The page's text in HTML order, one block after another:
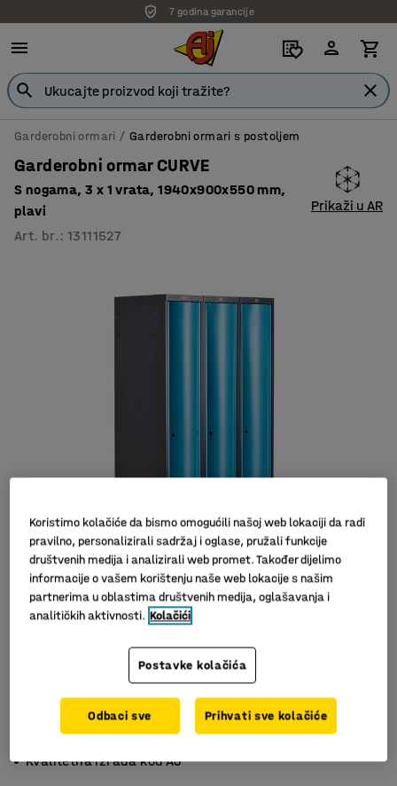
7 godina garancije
Garderobni ormari Garderobni ormari s postoljem
Garderobni ormar CURVE
S nogama, 3 x 1 vrata, 1940x900x550 mm,
plavi
Art. br. :13111527
Prikaži u AR
Slični proizvodi
Držači s unutarnje strane
Zaobljena vrata
Kvalitetna izrada kod AJ
Koristimo kolačiće da bismo omogućili našoj web lokaciji da radi
pravilno, personalizirali sadržaj i oglase, pružali funkcije
društvenih medija i analizirali web promet. Također dijelimo
informacije o vašem korištenju naše web lokacije s našim
partnerima u oblastima društvenih medija, oglašavanja i
analitičkih aktivnosti. Kolačići
Postavke kolačića
Odbaci sve Prihvati sve kolačiće